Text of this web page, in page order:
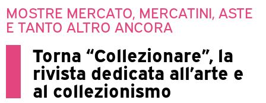
MOSTRE MERCATO, MERCATINI, ASTE
E TANTO ALTRO ANCORA
Torna “Collezionare”, la
rivista dedicata all’arte e
al collezionismo